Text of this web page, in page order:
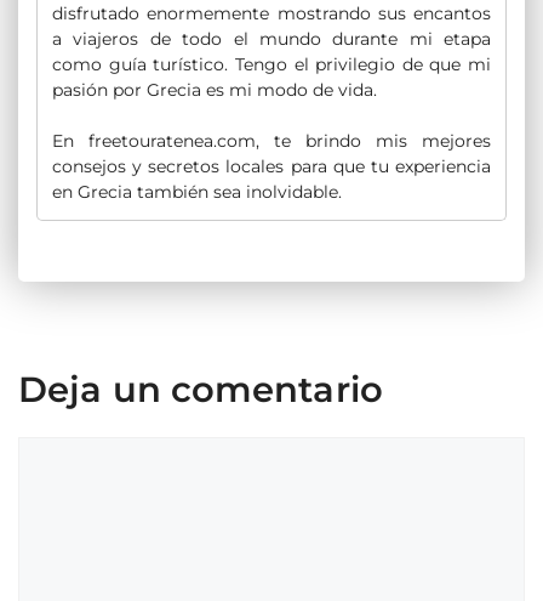
disfrutado enormemente mostrando sus encantos
a viajeros de todo el mundo durante mi etapa
como guía turístico. Tengo el privilegio de que mi
pasión por Grecia es mi modo de vida.
En freetouratenea.com, te brindo mis mejores
consejos y secretos locales para que tu experiencia
en Grecia también sea inolvidable.
Deja un comentario